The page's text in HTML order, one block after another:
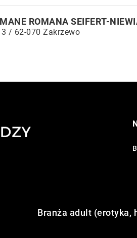
ROMANA SEIFERT-
/ 62-070 Zakrzewo
Branża adult (erotyka,